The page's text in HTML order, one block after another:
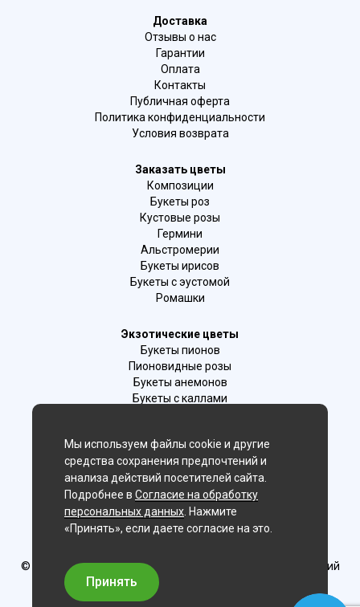
Доставка
Отзывы о нас
Гарантии
Оплата
Контакты
Публичная оферта
Политика конфиденциальности
Условия возврата
Заказать цветы
Композиции
Букеты роз
Кустовые розы
Гермини
Альстромерии
Букеты ирисов
Букеты с эустомой
Ромашки
Экзотические цветы
Букеты пионов
Пионовидные розы
Букеты анемонов
Букеты с каллами
Лаванда
Гиацинты
Мы в соц. сетях:
Владивосток
© Delaflor - доставка цветов, 2012-2026
ИП Рыжков Евгений
Вячеславович
ИНН 540409481687 ОГРН 325547600130383
Мы используем файлы cookie и другие
средства сохранения предпочтений и
анализа действий посетителей сайта.
Подробнее в Согласие на обработку
персональных данных . Нажмите
«Принять», если даете согласие на это.
Принять